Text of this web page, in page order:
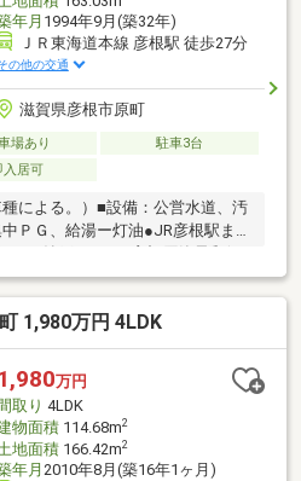
年月 1994年9月(築32年)
ＪＲ東海道本線 彦根駅 徒歩27分
の他の交通
滋賀県彦根市原町
場あり
駐車3台
入居可
による。）■設備：公営水道、汚
ＰＧ、給湯ー灯油●JR彦根駅まで
ト 彦根地蔵店まで徒歩１２分
1,980万円 4LDK
1,980万円
取り 4LDK
物面積114.68m2
地面積166.42m2
年月 2010年8月(築16年1ヶ月)